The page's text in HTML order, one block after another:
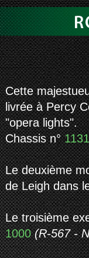
rolls-
Cette
livrée à Percy
"opera lights".
Chassis n°
Le deuxième
de Leigh dans
Le troisième
1000(R-567 -